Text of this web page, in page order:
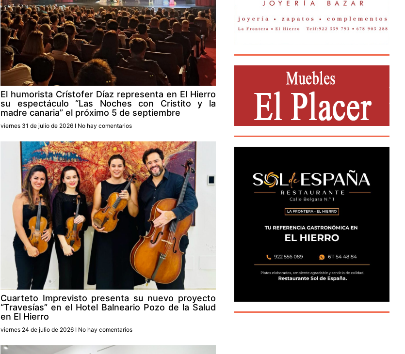
El humorista Crístofer Díaz representa en El Hierro
su espectáculo “Las Noches con Cristito y la
madre canaria” el próximo 5 de septiembre
viernes 31 de julio de 2026 No hay comentarios
Cuarteto Imprevisto presenta su nuevo proyecto
“Travesías” en el Hotel Balneario Pozo de la Salud
en El Hierro
viernes 24 de julio de 2026 No hay comentarios